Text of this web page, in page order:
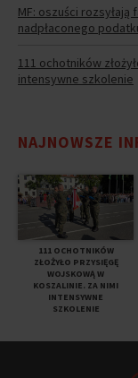
MF: oszuści
nadpłaconego
111 ochotników
intensywne szkolenie
NAJNOWSZE
111 OCHOTNIKÓW
ZŁOŻYŁO PRZYSIĘGĘ
WOJSKOWĄ W
KOSZALINIE. ZA NIMI
INTENSYWNE
SZKOLENIE